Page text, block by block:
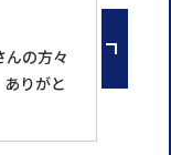
の方々
りがと